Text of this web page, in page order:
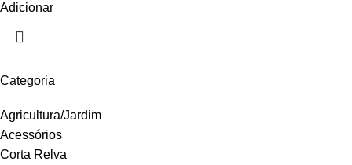
Categoria
Agricultura/Jardim
Acessórios
Corta Relva
Adicionar